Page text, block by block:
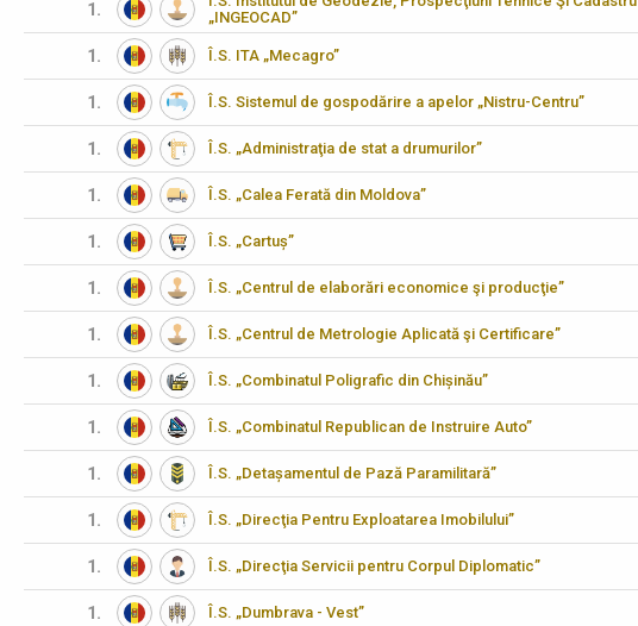
1.
„INGEOCAD”
1. Î.S. ITA „Mecagro”
1. Î.S. Sistemul de gospodărire a apelor „Nistru-Centru”
1. Î.S. „Administraţia de stat a drumurilor”
1. Î.S. „Calea Ferată din Moldova”
1. Î.S. „Cartuș”
1. Î.S. „Centrul de elaborări economice şi producţie”
1. Î.S. „Centrul de Metrologie Aplicată şi Certificare”
1. Î.S. „Combinatul Poligrafic din Chișinău”
1. Î.S. „Combinatul Republican de Instruire Auto”
1. Î.S. „Detașamentul de Pază Paramilitară”
1. Î.S. „Direcţia Pentru Exploatarea Imobilului”
1. Î.S. „Direcţia Servicii pentru Corpul Diplomatic”
1. Î.S. „Dumbrava - Vest”